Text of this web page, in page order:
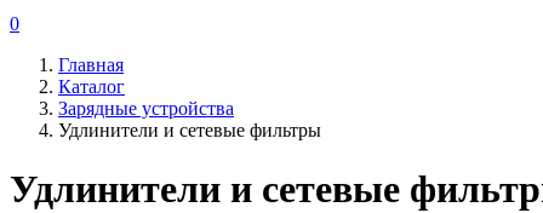
0
Главная
Каталог
Зарядные устройства
Удлинители и сетевые фильтры
Удлинители и сетевые